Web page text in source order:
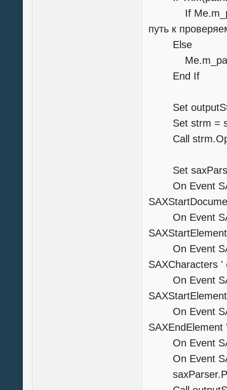
If
путь к
Else
End If
Set
Set strm =
Call
Set
On Event
On Event
SAXStartElement
On Event
SAXCharacters
On Event
On Event
SAXEndElement
On Event
On Event